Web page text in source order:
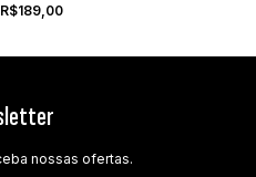
R$189,00
nossas ofertas.